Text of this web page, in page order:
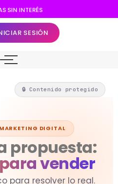
S SIN INTERÉS
SESIÓN
🔒 Contenido protegido
MARKETING DIGITAL
propuesta:
vender
para resolver lo real.